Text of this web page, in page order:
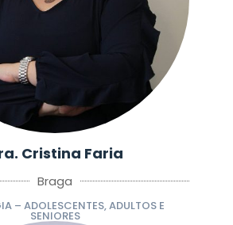
Cristina Faria
Braga
– ADOLESCENTES, ADULTOS E
SENIORES